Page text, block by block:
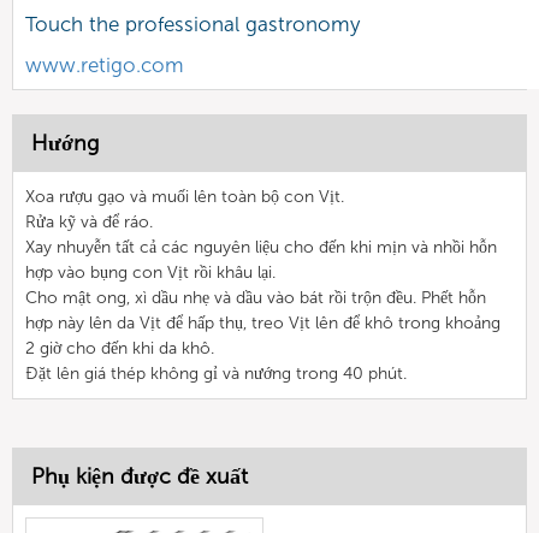
Touch the professional gastronomy
www.retigo.com
Hướng
Xoa rượu gạo và muối lên toàn bộ con Vịt.
Rửa kỹ và để ráo.
Xay nhuyễn tất cả các nguyên liệu cho đến khi mịn và nhồi hỗn
hợp vào bụng con Vịt rồi khâu lại.
Cho mật ong, xì dầu nhẹ và dầu vào bát rồi trộn đều. Phết hỗn
hợp này lên da Vịt để hấp thụ, treo Vịt lên để khô trong khoảng
2 giờ cho đến khi da khô.
Đặt lên giá thép không gỉ và nướng trong 40 phút.
Phụ kiện được đề xuất